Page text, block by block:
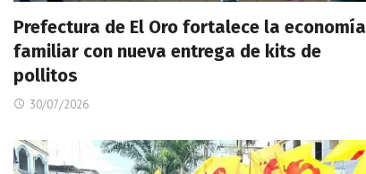
Prefectura de El Oro fortalece la economía
familiar con nueva entrega de kits de
pollitos
30/07/2026